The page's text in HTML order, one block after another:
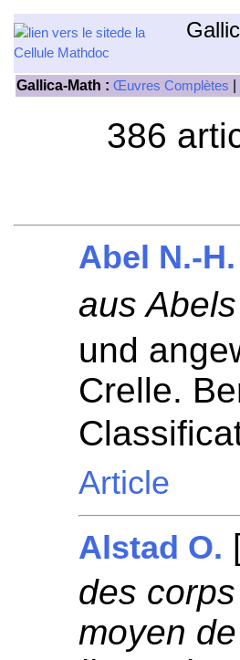
Gallica-Math : Œuvres Complètes
386
Abel N.-H.
aus
und
Crelle.
Article
Alstad O.
des
moyen